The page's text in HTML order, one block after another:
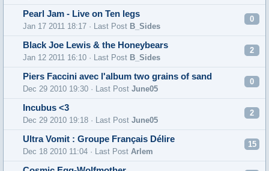
0
Pearl Jam - Live on Ten legs
Jan 17 2011 18:17 · Last Post B_Sides
2
Black Joe Lewis & the Honeybears
Jan 12 2011 16:10 · Last Post B_Sides
0
Piers Faccini avec l'album two grains of sand
Dec 29 2010 19:30 · Last Post June05
2
Incubus <3
Dec 29 2010 19:18 · Last Post June05
15
Ultra Vomit : Groupe Français Délire
Dec 18 2010 11:04 · Last Post Arlem